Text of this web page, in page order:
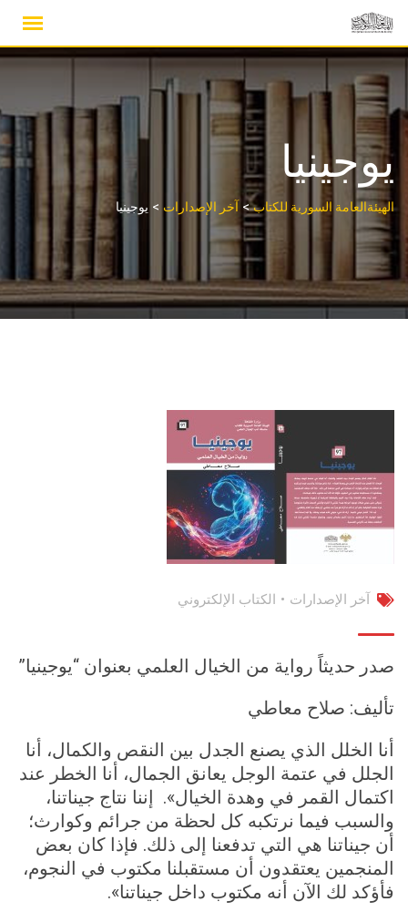
content
يوجينيا
الهيئةالعامة السورية للكتاب> آخر الإصدارات > يوجينيا
آخر الإصدارات • الكتاب الإلكتروني
صدر حديثاً رواية من الخيال العلمي بعنوان “يوجينيا”
تأليف: صلاح معاطي
أنا الخلل الذي يصنع الجدل بين النقص والكمال، أنا
الجلل في عتمة الوجل يعانق الجمال، أنا الخطر عند
اكتمال القمر في وهدة الخيال». إننا نتاج جيناتنا،
والسبب فيما نرتكبه كل لحظة من جرائم وكوارث؛
أن جيناتنا هي التي تدفعنا إلى ذلك. فإذا كان بعض
المنجمين يعتقدون أن مستقبلنا مكتوب في النجوم،
فأؤكد لك الآن أنه مكتوب داخل جيناتنا».